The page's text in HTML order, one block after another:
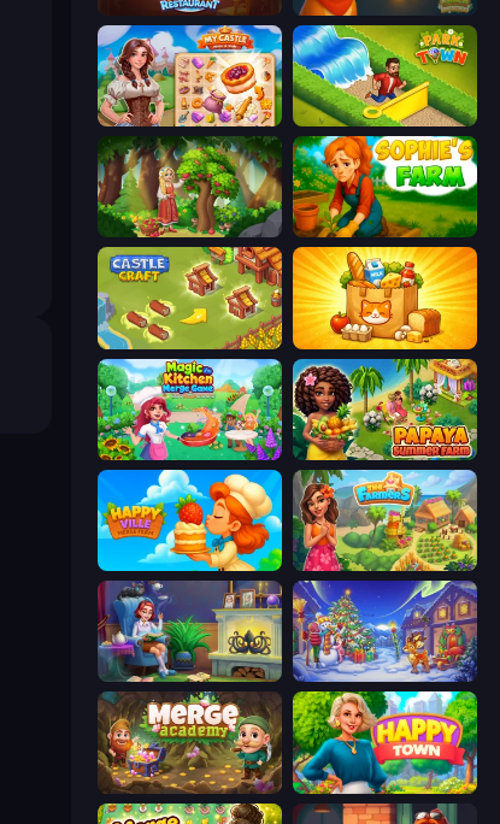
Merge Restaurant Ranch Adventures
My Castle: Merge & Story Park Town
Northern Merge Sophie's Farm
Castle Craft Farm Merge Market
Magic Kitchen: Merge Game Papaya Summer Farm
HappyVille Merge Farm The Farmers
Halloween Merge Snow Farm Happy New Year
Merge Academy Happy Town